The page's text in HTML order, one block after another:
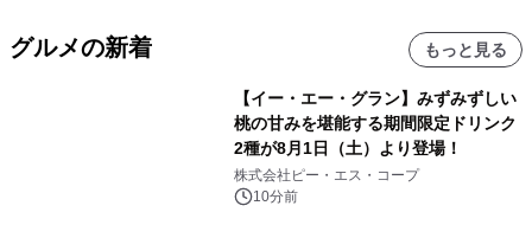
グルメの新着 もっと見る
【イー・エー・グラン】みずみずしい
桃の甘みを堪能する期間限定ドリンク
2種が8月1日（土）より登場！
株式会社ピー・エス・コープ
10分前